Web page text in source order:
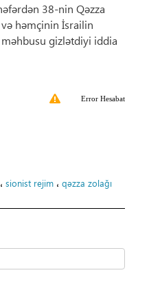
38-nin Qəzza
həmçinin İsrailin
gizlətdiyi iddia
Error Hesabat
، sionist rejim ، qəzza zolağı